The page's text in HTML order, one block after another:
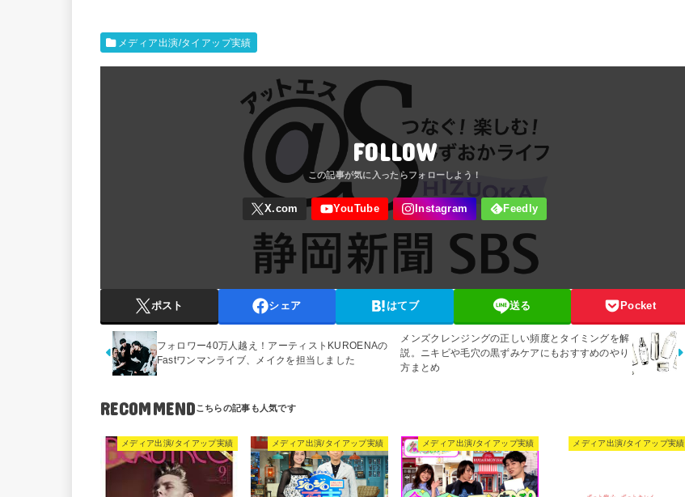
メディア出演/タイアップ実績
FOLLOW
ポスト シェア はてブ 送る Pocket
フォロワー40万人越え！アーティストKUROENAの
Fastワンマンライブ、メイクを担当しました
メンズクレンジングの正しい頻度とタイミングを解
説。ニキビや毛穴の黒ずみケアにもおすすめのやり
方まとめ
RECOMMEND
メディア出演/タイアップ実績 メディア出演/タイアップ実績 メディア出演/タイアップ実績 メディア出演/タイアップ実績